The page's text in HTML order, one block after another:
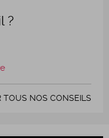
?
TOUS NOS CONSEILS